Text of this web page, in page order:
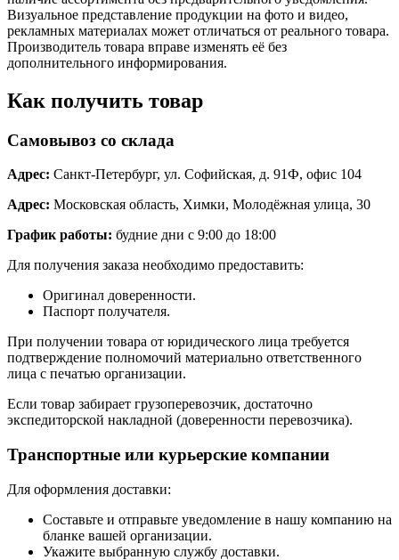
Визуальное представление продукции на фото и видео,
рекламных материалах может отличаться от реального товара.
Производитель товара вправе изменять её без
дополнительного информирования.
Как получить товар
Самовывоз со склада
Адрес: Санкт-Петербург, ул. Софийская, д. 91Ф, офис 104
Адрес: Московская область, Химки, Молодёжная улица, 30
График работы: будние дни с 9:00 до 18:00
Для получения заказа необходимо предоставить:
Оригинал доверенности.
Паспорт получателя.
При получении товара от юридического лица требуется
подтверждение полномочий материально ответственного
лица с печатью организации.
Если товар забирает грузоперевозчик, достаточно
экспедиторской накладной (доверенности перевозчика).
Транспортные или курьерские компании
Для оформления доставки:
Составьте и отправьте уведомление в нашу компанию на
бланке вашей организации.
Укажите выбранную службу доставки.